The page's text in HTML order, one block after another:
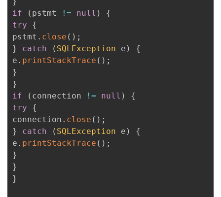
if
( pstmt != null )
{
try
{
pstmt . close ( ) ;
}
catch ( SQLException e )
{
e . printStackTrace ( ) ;
}
}
if
( connection != null )
{
try
{
connection . close ( ) ;
}
catch ( SQLException e )
{
e . printStackTrace ( ) ;
}
}
}